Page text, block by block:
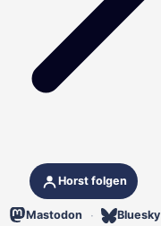
Horst folgen
Mastodon Bluesky